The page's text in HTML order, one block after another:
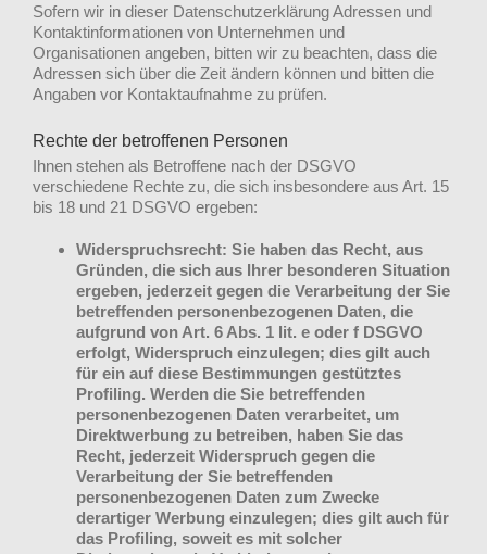
Sofern wir in dieser Datenschutzerklärung Adressen und
Kontaktinformationen von Unternehmen und
Organisationen angeben, bitten wir zu beachten, dass die
Adressen sich über die Zeit ändern können und bitten die
Angaben vor Kontaktaufnahme zu prüfen.
Rechte der betroffenen Personen
Ihnen stehen als Betroffene nach der DSGVO
verschiedene Rechte zu, die sich insbesondere aus Art. 15
bis 18 und 21 DSGVO ergeben:
Widerspruchsrecht: Sie haben das Recht, aus
Gründen, die sich aus Ihrer besonderen Situation
ergeben, jederzeit gegen die Verarbeitung der Sie
betreffenden personenbezogenen Daten, die
aufgrund von Art. 6 Abs. 1 lit. e oder f DSGVO
erfolgt, Widerspruch einzulegen; dies gilt auch
für ein auf diese Bestimmungen gestütztes
Profiling. Werden die Sie betreffenden
personenbezogenen Daten verarbeitet, um
Direktwerbung zu betreiben, haben Sie das
Recht, jederzeit Widerspruch gegen die
Verarbeitung der Sie betreffenden
personenbezogenen Daten zum Zwecke
derartiger Werbung einzulegen; dies gilt auch für
das Profiling, soweit es mit solcher